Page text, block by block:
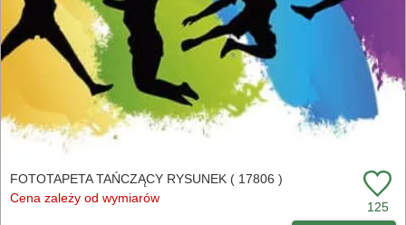
FOTOTAPETA TAŃCZĄCY RYSUNEK ( 17806 )
Cena zależy od wymiarów
125